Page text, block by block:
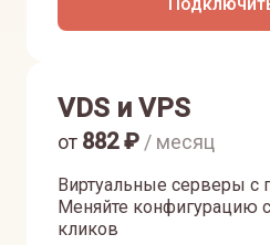
VDS и VPS
Виртуальные серверы с
Меняйте конфигурацию
кликов
от 882₽ / месяц